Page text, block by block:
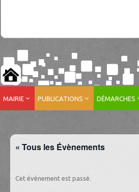
MAIRIE PUBLICATIONS DÉMARCHES
« Tous les Évènements
Cet évènement est passé.